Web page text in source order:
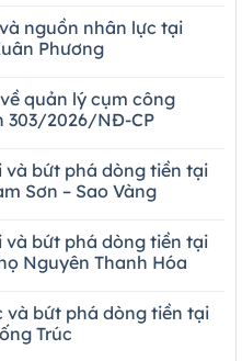
nguồn nhân lực tại
Phương
quản lý cụm công
303/2026/NĐ-CP
và bứt phá dòng tiền tại
Sơn – Sao Vàng
và bứt phá dòng tiền tại
Nguyên Thanh Hóa
và bứt phá dòng tiền tại
Trúc